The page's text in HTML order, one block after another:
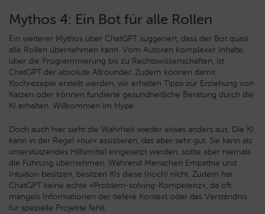
Mythos 4: Ein Bot für alle Rollen
Ein weiterer Mythos über ChatGPT suggeriert, dass der Bot quasi
alle Rollen übernehmen kann. Vom Autoren komplexer Inhalte,
über die Programmierung bis zu Rechtswissenschaften, ist
ChatGPT der absolute Allrounder. Zudem können damit
Kochrezepte erstellt werden, wir erhalten Tipps zur Erziehung von
Katzen oder können fundierte gesundheitliche Beratung durch die
KI erhalten. Willkommen im Hype.
Doch auch hier sieht die Wahrheit wieder etwas anders aus. Die KI
kann in der Regel »nur« assistieren, das aber sehr gut. Sie kann als
unterstützendes Hilfsmittel eingesetzt werden, sollte aber niemals
die Führung übernehmen. Während Menschen Empathie und
Intuition besitzen, besitzen KIs diese (noch) nicht. Zudem hat
ChatGPT keine echte »Problem-solving-Kompetenz«, da oft
mangels Informationen der tiefere Kontext oder das Verständnis
für spezielle Projekte fehlt.